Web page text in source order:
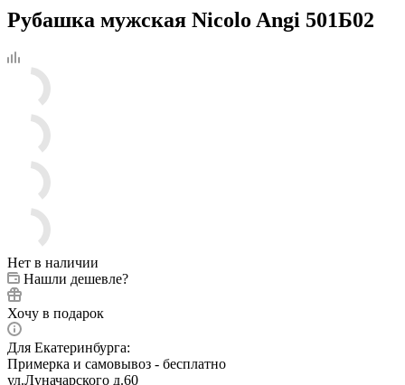
Рубашка мужская Nicolo Angi 501Б02
Нет в наличии
Нашли дешевле?
Хочу в подарок
Для Екатеринбурга:
Примерка и самовывоз - бесплатно
ул.Луначарского д.60